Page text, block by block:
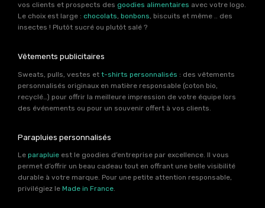
vos clients et prospects des goodies alimentaires avec votre logo.
Le choix est large : chocolats, bonbons, biscuits et même .. des
insectes ! Plutôt sucré ou plutôt salé ?
Vêtements publicitaires
Sweats, pulls, vestes et t-shirts personnalisés : des vêtements
personnalisés originaux en matière responsable (coton bio,
recyclé…) pour offrir la meilleure impression de votre équipe lors
des événements ou pour un souvenir offert à vos clients.
Parapluies personnalisés
Le parapluie est le goodies d’entreprise par excellence. Il vous
permet d’offrir un beau cadeau tout en offrant une belle visibilité
durable à votre marque. Pour une petite attention responsable,
privilégiez le Made in France.